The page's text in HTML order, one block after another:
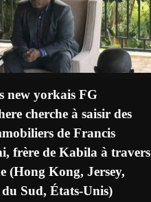
new yorkais FG
cherche à saisir des
de Francis
frère de Kabila à travers
(Hong Kong, Jersey,
Sud, États-Unis)